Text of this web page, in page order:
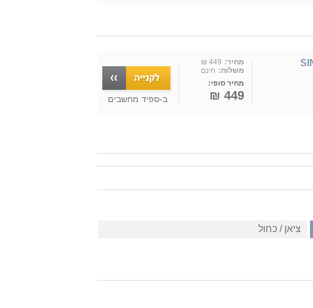
מחיר: 449 ₪
משלוח: חינם
מחיר סופי:
449 ₪ ב-ספיד מחשבים
ציאן / כחול